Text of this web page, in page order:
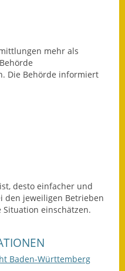
von
mehr als
Die Behörde informiert
desto einfacher und
den jeweiligen Betrieben
einschätzen.
Baden-Württemberg